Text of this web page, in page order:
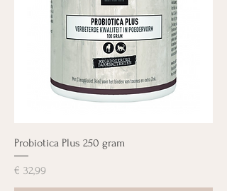
Probiotica Plus 250 gram
Prijs
€ 32,99